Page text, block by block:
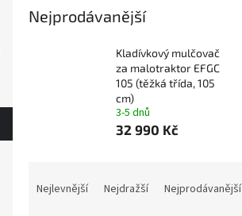
Nejprodávanější
Kladívkový mulčovač
za malotraktor EFGC
105 (těžká třída, 105
cm)
3-5 dnů
32 990 Kč
Nejlevnější Nejdražší Nejprodávanější